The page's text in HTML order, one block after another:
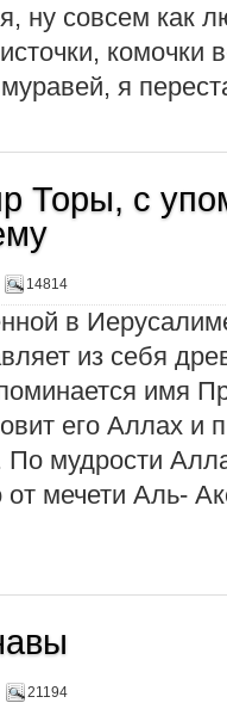
ну совсем как
комочки
я
Торы, с
14814
в
из себя
имя
его Аллах и
По мудрости
мечети Аль-
21194